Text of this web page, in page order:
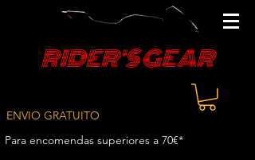
RIDER'S GEAR
ENVIO GRATUITO
Para encomendas superiores a 70€*